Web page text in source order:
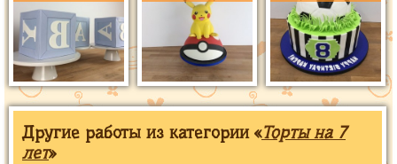
Другие работы из категории «Торты на 7
лет»